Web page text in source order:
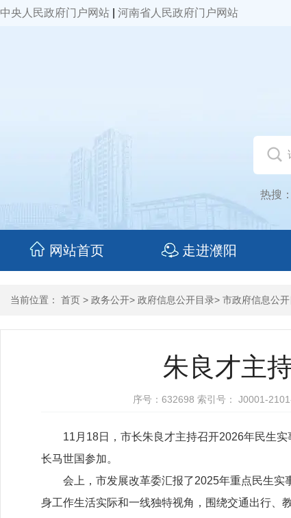
中央人民政府门户网站 河南省人民政府门户网站
热搜：
网站首页 走进濮阳
当前位置： 首页 > 政务公开> 政府信息公开目录> 市政府信息公
朱良才主
序号：632698 索引号： J0001-
11 月 18日，市长朱良才主持召开2026年民生实
长马世国参加。
会上，市发展改革委汇报了2025年重点民生实
身工作生活实际和一线独特视角，围绕交通出行、